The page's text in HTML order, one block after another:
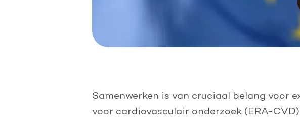
Samenwerken is van cruciaal belang voor
voor cardiovasculair onderzoek (ERA-